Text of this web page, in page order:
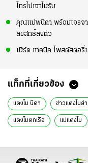
โทรไปเขาไม่รับ
คุณแม่พนิดา พร้อมเจรจ
ลิขสิทธิ์ลงตัว
เบิร์ด เทคนิค โพสต์สตอ
แท็กที่เกี่ยวข้อง
แตงโม นิดา ข่าวแตงโมล่
แตงโมตกเรือ แม่แตงโม